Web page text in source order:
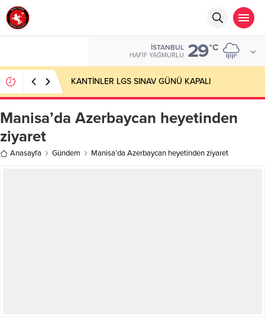
İSTANBUL
HAFIF YAĞMURLU 29°C
KANTİNLER LGS SINAV GÜNÜ KAPALI
Manisa’da Azerbaycan heyetinden
ziyaret
Anasayfa Gündem Manisa’da Azerbaycan heyetinden ziyaret